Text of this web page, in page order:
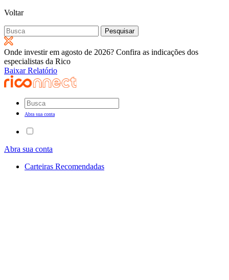
Voltar
Pesquisar
por:
Onde investir em agosto de 2026? Confira as indicações dos
especialistas da Rico
Baixar Relatório
Abra sua conta
Abra sua conta
Carteiras Recomendadas